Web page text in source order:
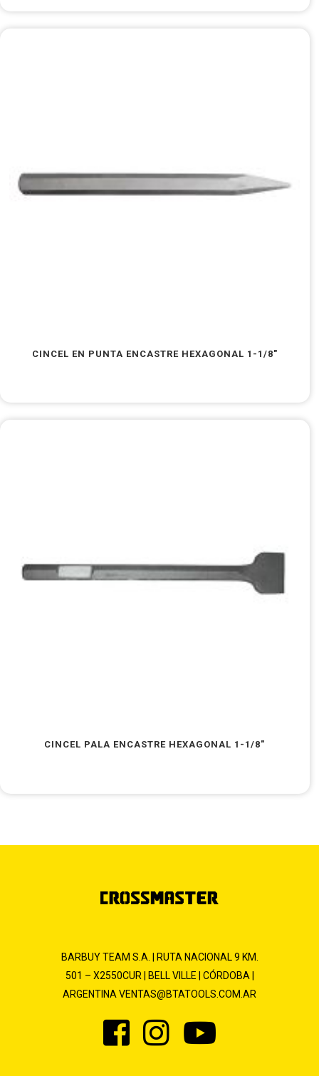
CINCEL EN PUNTA ENCASTRE HEXAGONAL 1-1/8″
CINCEL PALA ENCASTRE HEXAGONAL 1-1/8″
BARBUY TEAM S.A. | RUTA NACIONAL 9 KM.
501 – X2550CUR | BELL VILLE | CÓRDOBA |
ARGENTINA VENTAS@BTATOOLS.COM.AR